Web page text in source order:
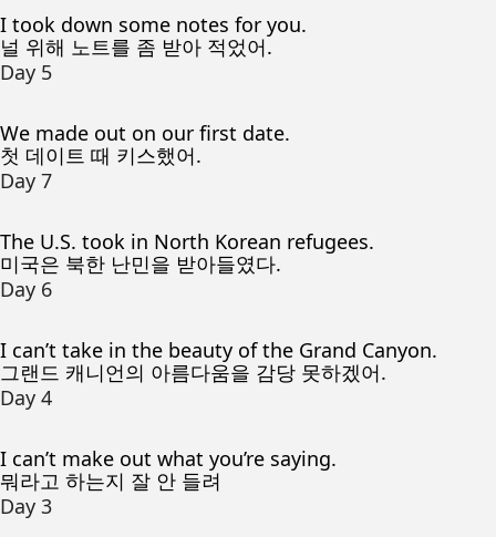
I took down some notes for you.
널 위해 노트를 좀 받아 적었어.
Day 5
We made out on our first date.
첫 데이트 때 키스했어.
Day 7
The U.S. took in North Korean refugees.
미국은 북한 난민을 받아들였다.
Day 6
I can’t take in the beauty of the Grand Canyon.
그랜드 캐니언의 아름다움을 감당 못하겠어.
Day 4
I can’t make out what you’re saying.
뭐라고 하는지 잘 안 들려
Day 3